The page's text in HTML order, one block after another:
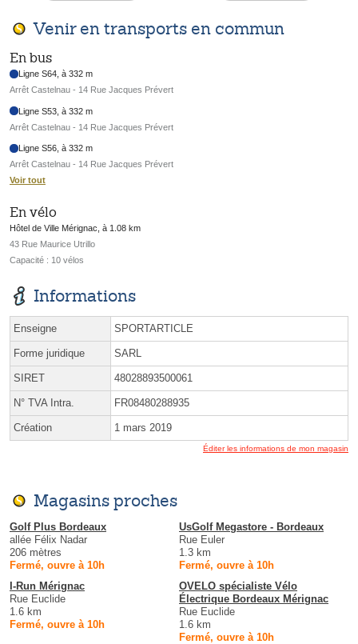
Venir en transports en commun
En bus
Ligne S64, à 332 m
Arrêt Castelnau - 14 Rue Jacques Prévert
Ligne S53, à 332 m
Arrêt Castelnau - 14 Rue Jacques Prévert
Ligne S56, à 332 m
Arrêt Castelnau - 14 Rue Jacques Prévert
Voir tout
En vélo
Hôtel de Ville Mérignac, à 1.08 km
43 Rue Maurice Utrillo
Capacité : 10 vélos
Informations
Enseigne SPORTARTICLE
Forme juridique SARL
SIRET 48028893500061
N° TVA Intra. FR08480288935
Création 1 mars 2019
Éditer les informations de mon magasin
Magasins proches
Golf Plus Bordeaux
allée Félix Nadar
206 mètres
Fermé, ouvre à 10h
UsGolf Megastore - Bordeaux
Rue Euler
1.3 km
Fermé, ouvre à 10h
I-Run Mérignac
Rue Euclide
1.6 km
Fermé, ouvre à 10h
OVELO spécialiste Vélo
Électrique Bordeaux Mérignac
Rue Euclide
1.6 km
Fermé, ouvre à 10h